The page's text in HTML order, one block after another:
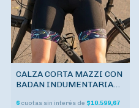
CALZA CORTA MAZZI CON
BADAN INDUMENTARIA
6 cuotas sin interés de $10.599,67